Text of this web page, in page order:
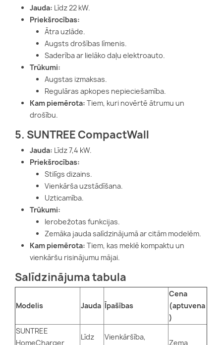
Jauda: Līdz 22 kW.
Priekšrocības:
Ātra uzlāde.
Augsts drošības līmenis.
Saderība ar lielāko daļu elektroauto.
Trūkumi:
Augstas izmaksas.
Regulāras apkopes nepieciešamība.
Kam piemērota: Tiem, kuri novērtē ātrumu un
drošību.
5. SUNTREE CompactWall
Jauda: Līdz 7,4 kW.
Priekšrocības:
Stilīgs dizains.
Vienkārša uzstādīšana.
Uzticamība.
Trūkumi:
Ierobežotas funkcijas.
Zemāka jauda salīdzinājumā ar citām modelēm.
Kam piemērota: Tiem, kas meklē kompaktu un
vienkāršu risinājumu mājai.
Salīdzinājuma tabula
Modelis Jauda Īpašības
Cena
(aptuvena
)
SUNTREE
HomeCharger
Līdz
Vienkāršība,
Zema